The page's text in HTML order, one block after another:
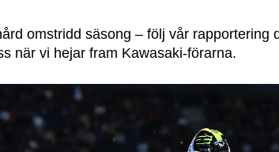
omstridd säsong – följ vår rapportering
när vi hejar fram Kawasaki-förarna.